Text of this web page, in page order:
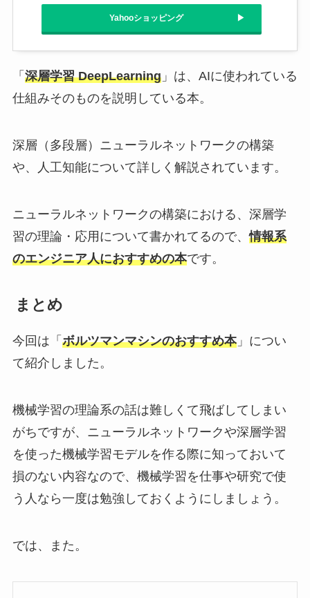
Yahooショッピング
「 深層学習 DeepLearning」は、AIに使われている
仕組みそのものを説明している本。
深層（多段層）ニューラルネットワークの構築
や、人工知能について詳しく解説されています。
ニューラルネットワークの構築における、深層学
習の理論・応用について書かれてるので、情報系
のエンジニア人におすすめの本です。
まとめ
今回は「 ボルツマンマシンのおすすめ本」につい
て紹介しました。
機械学習の理論系の話は難しくて飛ばしてしまい
がちですが、ニューラルネットワークや深層学習
を使った機械学習モデルを作る際に知っておいて
損のない内容なので、機械学習を仕事や研究で使
う人なら一度は勉強しておくようにしましょう。
では、また。